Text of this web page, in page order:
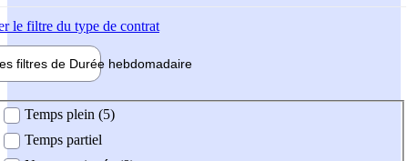
le filtre du type de contrat
filtres de Durée hebdomadaire
Temps plein (5)
Temps partiel